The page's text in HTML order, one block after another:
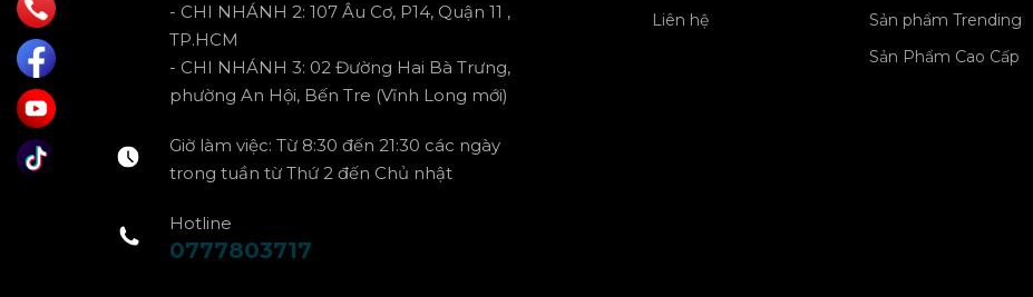
- CHI NHÁNH 2: 107 Âu Cơ, P14, Quận 11 ,
TP.HCM
- CHI NHÁNH 3: 02 Đường Hai Bà Trưng,
phường An Hội, Bến Tre (Vĩnh Long mới)
Giờ làm việc: Từ 8:30 đến 21:30 các ngày
trong tuần từ Thứ 2 đến Chủ nhật
Hotline
0777803717
Liên hệ
Sản phẩm Trending
Sản Phẩm Cao Cấp